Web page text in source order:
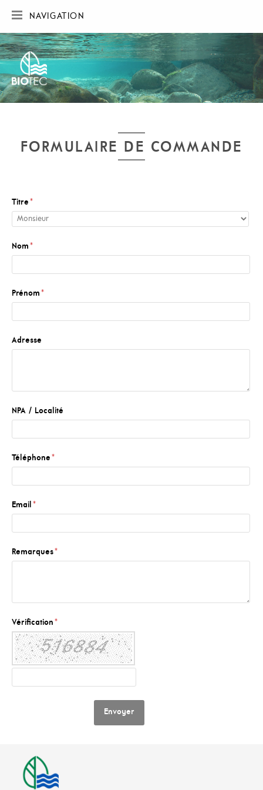
NAVIGATION
ACCUEIL
SOCIÉTÉ
RÉALISATIONS
CARTE DES RÉALISATIONS
CONTACT
FORMULAIRE DE COMMANDE
Titre *
Nom *
Prénom *
Adresse
NPA / Localité
Téléphone *
Email *
Remarques*
Vérification *
Envoyer